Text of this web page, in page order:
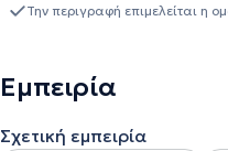
μεταπτυχιακού στη σύγχρονη
πιστοποίηση χρήσης laser.
Χειρουργικών Επεμβάσεων
βέλτιστης στοματικής
Την περιγραφή επιμελείται η
Εμπειρία
Σχετική εμπειρία